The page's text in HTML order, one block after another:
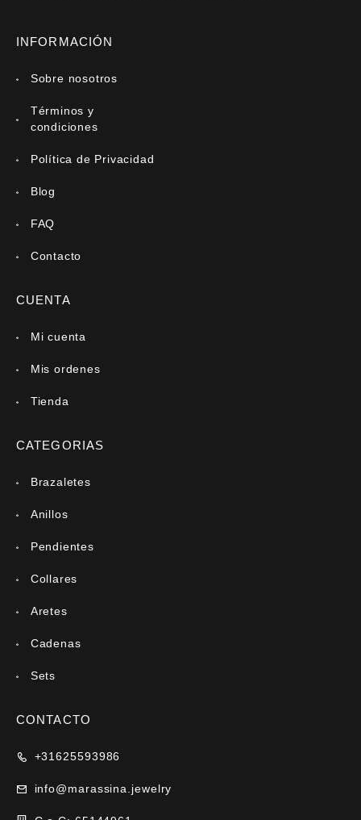
INFORMACIÓN
Sobre nosotros
Términos y
condiciones
Política de Privacidad
Blog
FAQ
Contacto
CUENTA
Mi cuenta
Mis ordenes
Tienda
CATEGORIAS
Brazaletes
Anillos
Pendientes
Collares
Aretes
Cadenas
Sets
CONTACTO
+31625593986
info@marassina.jewelry